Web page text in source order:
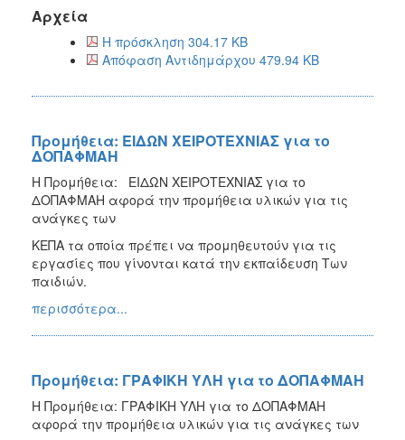
Αρχεία
Η πρόσκληση 304.17 KB
Απόφαση Αντιδημάρχου 479.94 KB
Προμήθεια: ΕΙΔΩΝ ΧΕΙΡΟΤΕΧΝΙΑΣ για το
ΔΟΠΑΦΜΑΗ
Η Προμήθεια: ΕΙΔΩΝ ΧΕΙΡΟΤΕΧΝΙΑΣ για το
ΔΟΠΑΦΜΑΗ αφορά την προμήθεια υλικών για τις
ανάγκες των
ΚΕΠΑ τα οποία πρέπει να προμηθευτούν για τις
εργασίες που γίνονται κατά την εκπαίδευση Των
παιδιών.
περισσότερα...
Προμήθεια: ΓΡΑΦΙΚΗ ΥΛΗ για το ΔΟΠΑΦΜΑΗ
Η Προμήθεια: ΓΡΑΦΙΚΗ ΥΛΗ για το ΔΟΠΑΦΜΑΗ
αφορά την προμήθεια υλικών για τις ανάγκες των